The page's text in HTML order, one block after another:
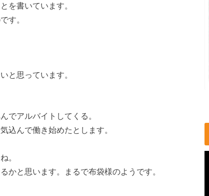
を書いています。
す。
と思っています。
でアルバイトしてくる。
込んで働き始めたとします。
。
かと思います。まるで布袋様のようです。